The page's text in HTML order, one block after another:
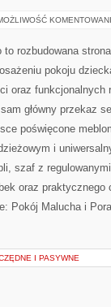
to rozbudowana
pokoju
oraz funkcjonalnych
główny przekaz
poświęcone
i
szaf z
oraz
Pokój Malucha i
I PASYWNE